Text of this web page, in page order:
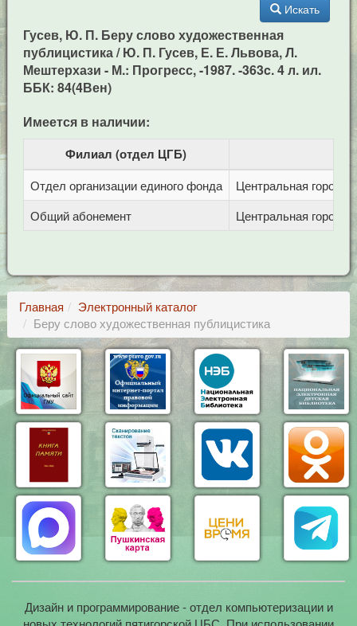
Искать
Гусев, Ю. П. Беру слово художественная
публицистика / Ю. П. Гусев, Е. Е. Львова, Л.
Мештерхази - М.: Прогресс, -1987. -363c. 4 л. ил.
ББК: 84(4Вен)
Имеется в наличии:
Филиал (отдел ЦГБ)
Отдел организации единого фонда
Центральная
Общий абонемент
Центральная
Главная
Электронный каталог
Беру слово художественная публицистика
Дизайн и программирование - отдел компьютеризации и